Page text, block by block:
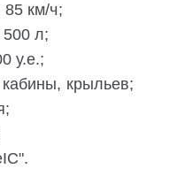
85 км/ч;
л;
у.е.;
крыльев;